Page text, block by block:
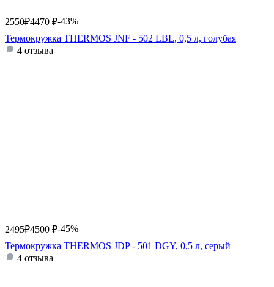
2550₽4470 ₽-43%
Термокружка THERMOS JNF - 502 LBL, 0,5 л, голубая
4 отзыва
2495₽4500 ₽-45%
Термокружка THERMOS JDP - 501 DGY, 0,5 л, серый
4 отзыва